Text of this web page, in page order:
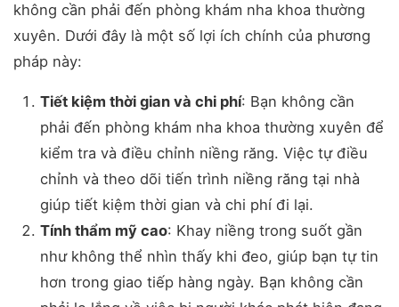
không cần phải đến phòng khám nha khoa thường
xuyên. Dưới đây là một số lợi ích chính của phương
pháp này:
Tiết kiệm thời gian và chi phí: Bạn không cần
phải đến phòng khám nha khoa thường xuyên để
kiểm tra và điều chỉnh niềng răng. Việc tự điều
chỉnh và theo dõi tiến trình niềng răng tại nhà
giúp tiết kiệm thời gian và chi phí đi lại.
Tính thẩm mỹ cao: Khay niềng trong suốt gần
như không thể nhìn thấy khi đeo, giúp bạn tự tin
hơn trong giao tiếp hàng ngày. Bạn không cần